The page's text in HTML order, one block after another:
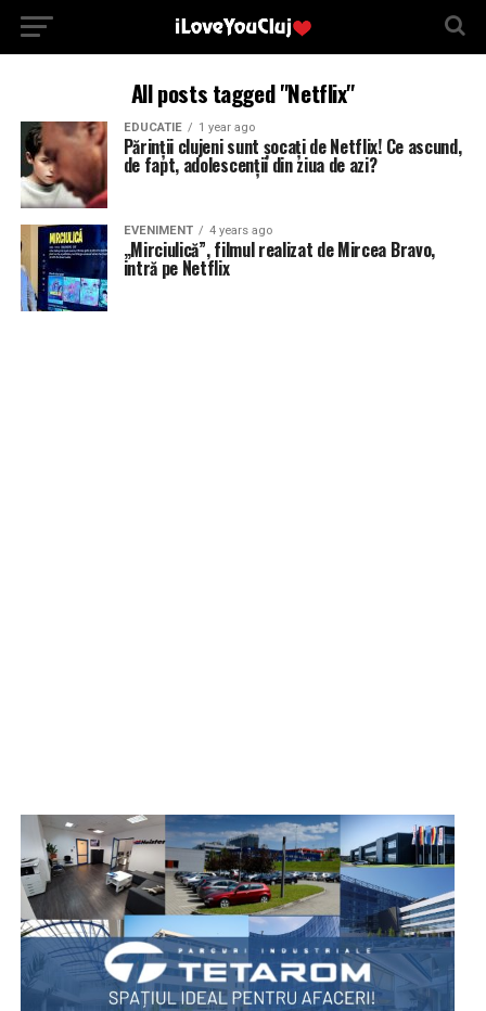
All posts tagged "Netflix"
EDUCATIE 1 year ago
Părinții clujeni sunt șocați de Netflix! Ce ascund,
de fapt, adolescenții din ziua de azi?
EVENIMENT 4 years ago
„Mirciulică”, filmul realizat de Mircea Bravo,
intră pe Netflix